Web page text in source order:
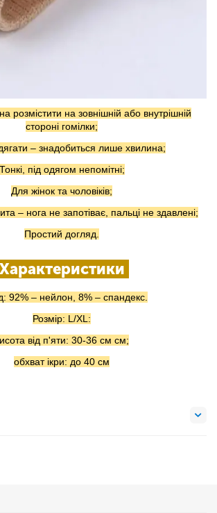
розмістити на зовнішній або внутрішній
стороні гомілки;
– знадобиться лише хвилина;
Тонкі, під одягом непомітні;
Для жінок та чоловіків;
– нога не запотіває, пальці не здавлені;
Простий догляд.
Характеристики
92% – нейлон, 8% – спандекс.
Розмір: L/XL:
від п'яти: 30-36 см см;
обхват ікри: до 40 см